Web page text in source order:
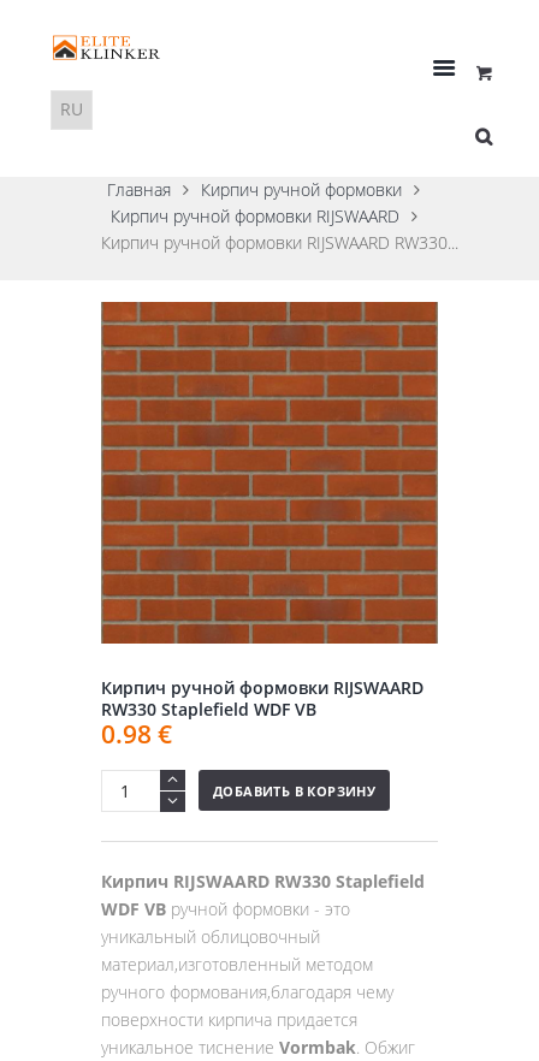
Главная
Кирпич ручной формовки
Кирпич ручной формовки RIJSWAARD
Кирпич ручной формовки RIJSWAARD RW330...
Кирпич ручной формовки RIJSWAARD
RW330 Staplefield WDF VB
0.98 €
ДОБАВИТЬ В КОРЗИНУ
Кирпич RIJSWAARD RW330 Staplefield
WDF VB ручной формовки - это
уникальный облицовочный
материал,изготовленный методом
ручного формования,благодаря чему
поверхности кирпича придается
уникальное тиснение Vormbak. Обжиг